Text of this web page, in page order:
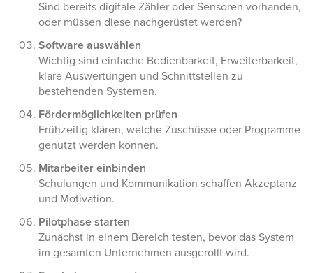
Sind bereits digitale Zähler oder Sensoren vorhanden,
oder müssen diese nachgerüstet werden?
Software auswählen
Wichtig sind einfache Bedienbarkeit, Erweiterbarkeit,
klare Auswertungen und Schnittstellen zu
bestehenden Systemen.
Fördermöglichkeiten prüfen
Frühzeitig klären, welche Zuschüsse oder Programme
genutzt werden können.
Mitarbeiter einbinden
Schulungen und Kommunikation schaffen Akzeptanz
und Motivation.
Pilotphase starten
Zunächst in einem Bereich testen, bevor das System
im gesamten Unternehmen ausgerollt wird.